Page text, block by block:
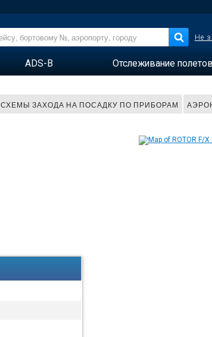
Не
ADS-B Отслеживание полетов
СХЕМЫ ЗАХОДА НА ПОСАДКУ ПО ПРИБОРАМ